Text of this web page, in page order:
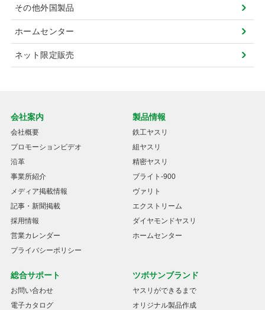
その他外国製品
ホームセンター
ネット限定販売
会社案内
会社概要
プロモーションビデオ
沿革
事業所紹介
メディア掲載情報
記事・新聞掲載
採用情報
営業カレンダー
プライバシーポリシー
製品情報
鉄工ヤスリ
組ヤスリ
精密ヤスリ
ブライト-900
ヴァリト
エクストリーム
ダイヤモンドヤスリ
ホームセンター
総合サポート
お問い合わせ
電子カタログ
ツボサンブランド
ヤスリができるまで
オリジナル製品作成